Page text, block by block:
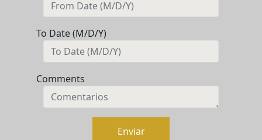
To Date (M/D/Y)
Comments
Enviar